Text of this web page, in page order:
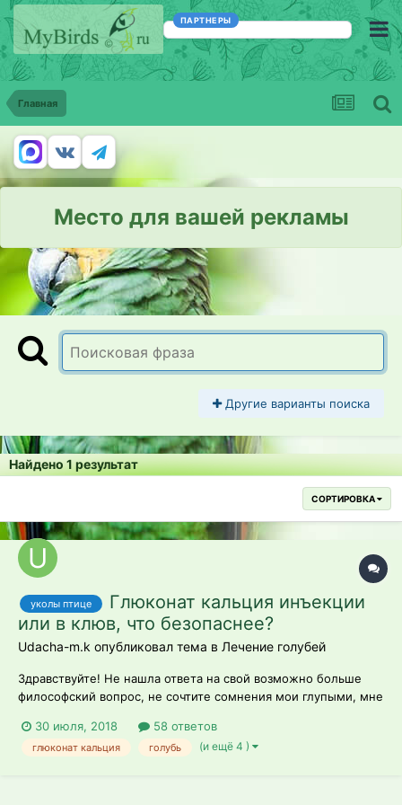
ПАРТНЕРЫ
Главная
Место для вашей рекламы
Другие варианты поиска
Найдено 1 результат
СОРТИРОВКА
уколы птице
Глюконат кальция инъекции
или в клюв, что безопаснее?
Udacha-m.k опубликовал тема в Лечение голубей
Здравствуйте! Не нашла ответа на свой возможно больше
философский вопрос, не сочтите сомнения мои глупыми, мне
травмой лапки, был поставлен диагноз: закрытый
консолидирующий околосуставный перелом голени без
30 июля, 2018 58 ответов
глюконат кальция голубь (и ещё 4 )